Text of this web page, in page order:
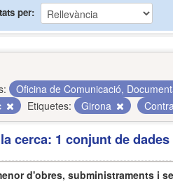
per
Oficina de Comunicació,
Etiquetes: Girona
cerca: 1 conjunt de dades
d'obres, subministraments i